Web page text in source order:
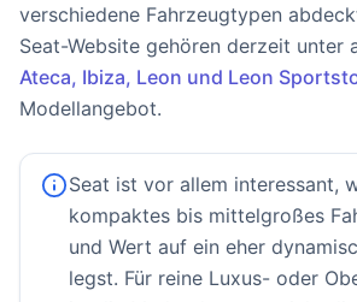
verschiedene Fahrzeugtypen
Seat-Website gehören derzeit unter
Ateca, Ibiza, Leon und Leon
Modellangebot.
Seat ist vor allem interessant,
kompaktes bis mittelgroßes
und Wert auf ein eher
legst. Für reine Luxus- oder